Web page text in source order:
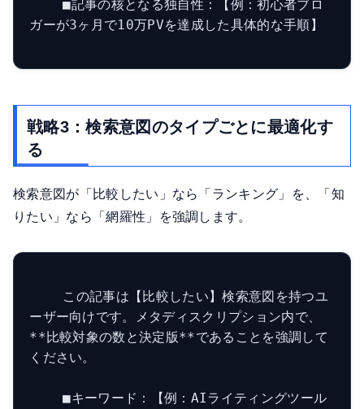
    ■記事の核となる独自性：【例：初心者ブロ
ガーが3ヶ月で10万PVを達成した具体的な手順】
戦略3：検索意図のタイプごとに最適化す
る
検索意図が「比較したい」なら「ランキング」を、「知
りたい」なら「網羅性」を強調します。
ーザー向けです。メタディスクリプション内で、
**比較対象の数と決定版**であることを強調して
ください。
    ■キーワード：【例：AIライティングツール